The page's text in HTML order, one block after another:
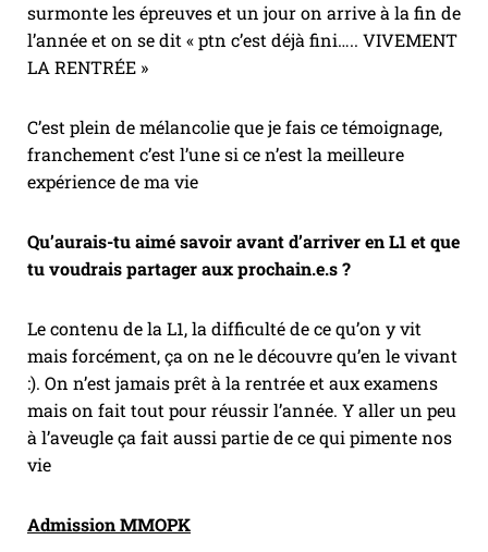
surmonte les épreuves et un jour on arrive à la fin de
l’année et on se dit « ptn c’est déjà fini….. VIVEMENT
LA RENTRÉE »
C’est plein de mélancolie que je fais ce témoignage,
franchement c’est l’une si ce n’est la meilleure
expérience de ma vie
Qu’aurais-tu aimé savoir avant d’arriver en L1 et que
tu voudrais partager aux prochain.e.s ?
Le contenu de la L1, la difficulté de ce qu’on y vit
mais forcément, ça on ne le découvre qu’en le vivant
:). On n’est jamais prêt à la rentrée et aux examens
mais on fait tout pour réussir l’année. Y aller un peu
à l’aveugle ça fait aussi partie de ce qui pimente nos
vie
Admission MMOPK